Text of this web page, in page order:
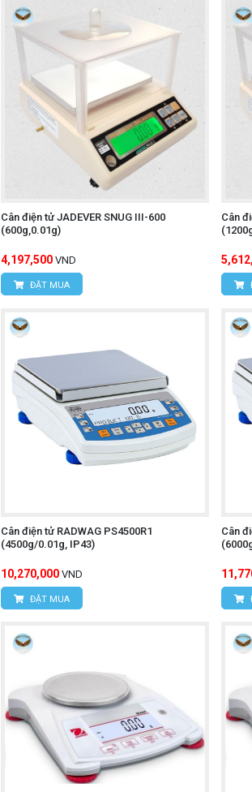
Cân điện tử JADEVER SNUG III-600
(600g,0.01g)
4,197,500 VND
ĐẶT MUA
Cân
Cân điện tử RADWAG PS4500R1
(4500g/0.01g, IP43)
10,270,000 VND
ĐẶT MUA
Cân